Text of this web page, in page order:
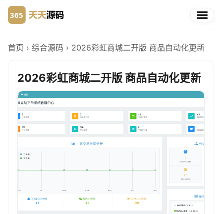
首页 › 综合源码 › 2026彩虹商城二开版 商品自动化更新
2026彩虹商城二开版 商品自动化更新